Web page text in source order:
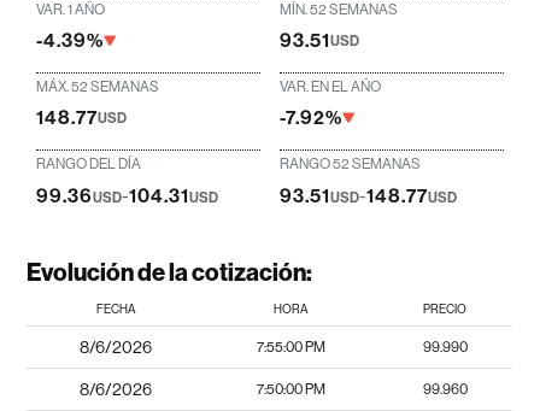
VAR. 1 AÑO
-4.39%
MÍN. 52 SEMANAS
93.51USD
MÁX. 52 SEMANAS
148.77USD
VAR. EN EL AÑO
-7.92%
RANGO DEL DÍA
99.36USD-104.31USD
RANGO 52 SEMANAS
93.51USD-148.77USD
Evolución de la cotización:
FECHA HORA PRECIO
8/6/2026 7:55:00 PM 99.990
8/6/2026 7:50:00 PM 99.960